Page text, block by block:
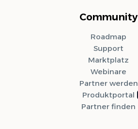
Community
Roadmap
Support
Marktplatz
Webinare
Partner werden
Produktportal
Partner finden